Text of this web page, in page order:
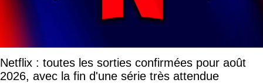
Netflix : toutes les sorties confirmées pour août
2026, avec la fin d'une série très attendue